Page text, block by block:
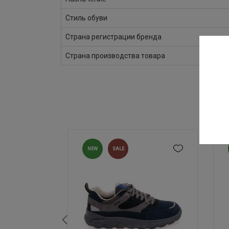
Стиль обуви
Страна регистрации бренда
Страна производства товара
NEW SALE